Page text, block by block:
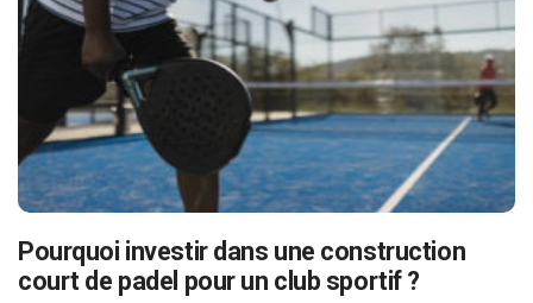
Pourquoi investir dans une construction
court de padel pour un club sportif ?